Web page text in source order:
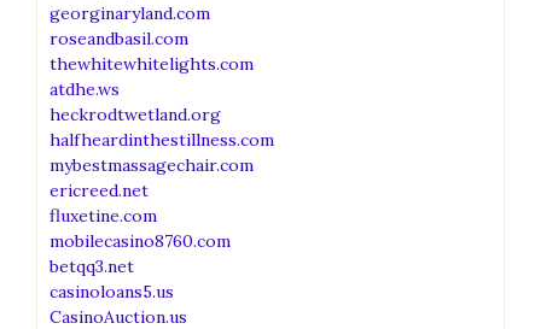
georginaryland.com
roseandbasil.com
thewhitewhitelights.com
atdhe.ws
heckrodtwetland.org
halfheardinthestillness.com
mybestmassagechair.com
ericreed.net
fluxetine.com
mobilecasino8760.com
betqq3.net
casinoloans5.us
CasinoAuction.us